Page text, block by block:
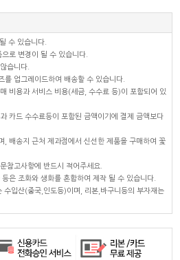
수 있습니다.
로 변경이 될 수 있습니다.
습니다.
업그레이드하여 배송할 수 있습니다.
비용과 서비스 비용(세금, 수수료 등)이 포함되어 있
카드 수수료등이 포함된 금액이기에 결제 금액보다
배송지 근처 제과점에서 신선한 제품을 구매하여 꽃
참고사항에 반드시 적어주세요.
은 조화와 생화를 혼합하여 제작 될 수 있습니다.
입산(중국,인도등)이며, 리본,바구니등의 부자재는